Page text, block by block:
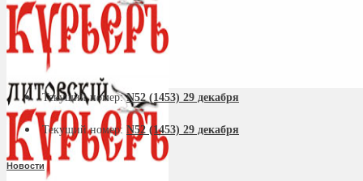
Текущий номер:N52 (1453) 29 декабря
Текущий номер: N52 (1453) 29 декабря
Новости